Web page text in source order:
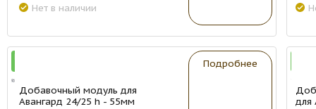
Нет в наличии
Добавочный модуль для
Авангард 24/25 h - 55мм
Подробнее
для